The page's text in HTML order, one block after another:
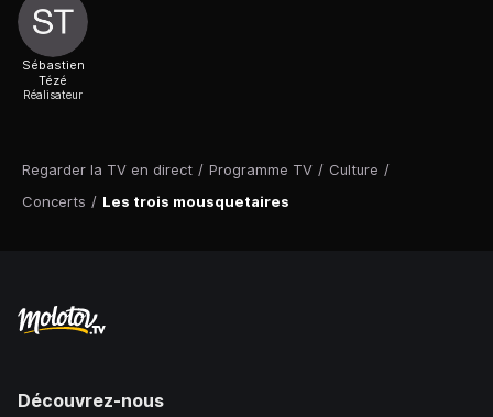
Regarder la TV en direct / Programme TV / Culture /
Concerts / Les trois mousquetaires
Sébastien
Tézé
Réalisateur
Découvrez-nous